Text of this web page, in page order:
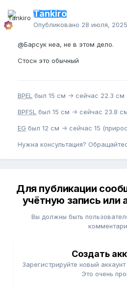
Tankiro
Опубликовано 28 июля, 2025
@Барсук неа, не в этом дело.
Стосн это обычный
BPEL был 15 см -> сейчас 22.3 см
BPFSL был 15 см -> сейчас 23.8
EG был 12 см -> сейчас 15
Нужна консультация?
Для публикации
учётную запись или
Вы должны быть
Создать
Зарегистрируйте новый
Это очень